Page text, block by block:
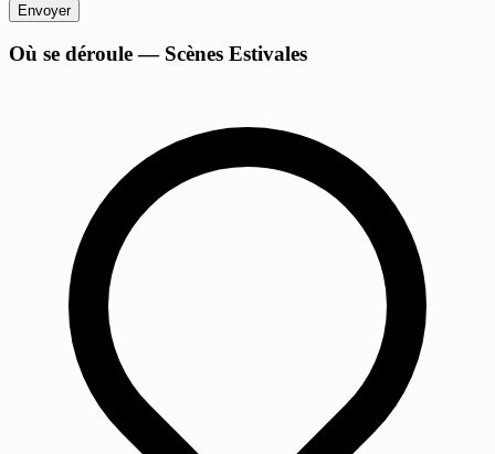
Envoyer
Où se déroule — Scènes Estivales